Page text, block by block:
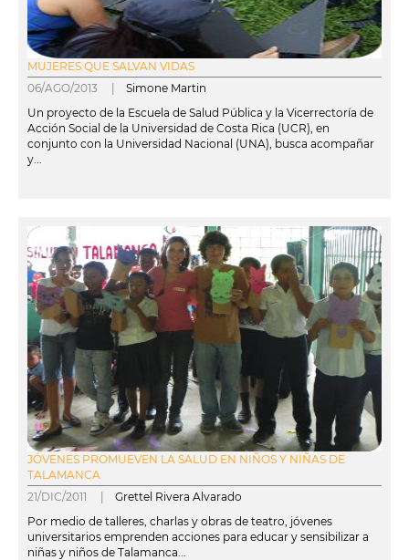
MUJERES QUE SALVAN VIDAS
06/AGO/2013 | Simone Martin
Un proyecto de la Escuela de Salud Pública y la Vicerrectoría de
Acción Social de la Universidad de Costa Rica (UCR), en
conjunto con la Universidad Nacional (UNA), busca acompañar
y...
JÓVENES PROMUEVEN LA SALUD EN NIÑOS Y NIÑAS DE
TALAMANCA
21/DIC/2011 | Grettel Rivera Alvarado
Por medio de talleres, charlas y obras de teatro, jóvenes
universitarios emprenden acciones para educar y sensibilizar a
niñas y niños de Talamanca...